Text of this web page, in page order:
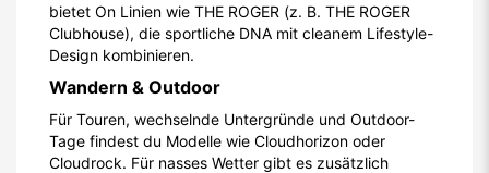
bietet On Linien wie THE ROGER (z. B. THE ROGER
Clubhouse), die sportliche DNA mit cleanem Lifestyle-
Design kombinieren.
Wandern & Outdoor
Für Touren, wechselnde Untergründe und Outdoor-
Tage findest du Modelle wie Cloudhorizon oder
Cloudrock. Für nasses Wetter gibt es zusätzlich